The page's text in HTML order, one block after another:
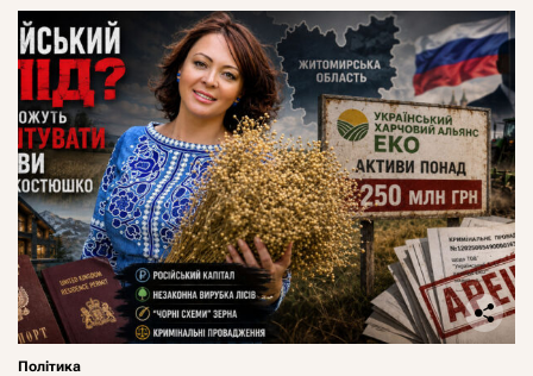
Політика